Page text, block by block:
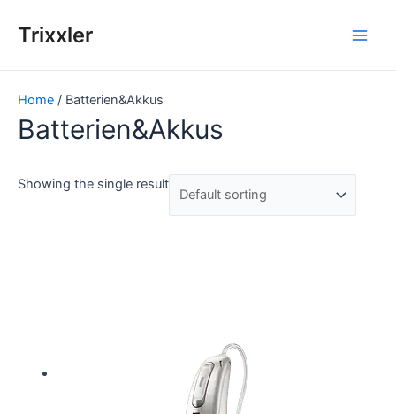
InhaltTrixxler
Home / Batterien&Akkus
Batterien&Akkus
Showing the single result